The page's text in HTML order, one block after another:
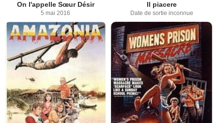
On l'appelle Sœur Désir
5 mai 2016
Il piacere
Date de sortie inconnue